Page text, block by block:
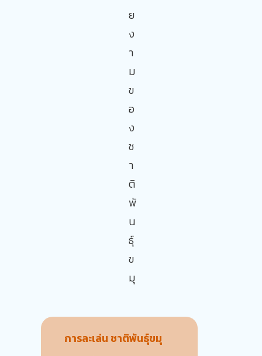
ย
ง
า
ม
ข
อ
ง
ช
า
ติ
พั
น
ธุ์
ข
มุ
การละเล่น ชาติพันธุ์ขมุ